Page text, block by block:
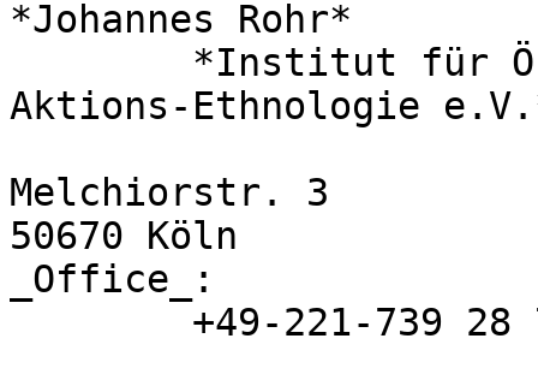
*Johannes Rohr* 	Project coordinator
Aktions-Ethnologie
Melchiorstr. 3
50670 Köln
_Office_: